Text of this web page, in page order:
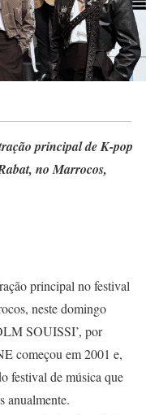
principal de K-pop
no Marrocos,
principal no festival
neste domingo
SOUISSI’, por
começou em 2001 e,
festival de música que
anualmente.